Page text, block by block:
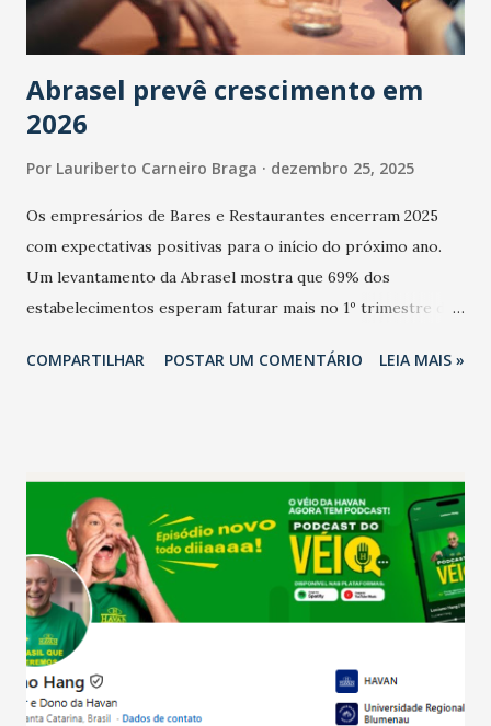
Abrasel prevê crescimento em
2026
Por Lauriberto Carneiro Braga dezembro 25, 2025
Os empresários de Bares e Restaurantes encerram 2025
com expectativas positivas para o início do próximo ano.
Um levantamento da Abrasel mostra que 69% dos
estabelecimentos esperam faturar mais no 1º trimestre de
relação ao último trimestre deste ano, 56% também
confraternizações de fim de ano e pelo pagamento do 13º
Salário para um número maior de trabalhadores, já que o
país tem a menor taxa de desemprego dos anos recentes.
Ainda segundo a Pesquisa, em novembro de 2025, 40% dos
bares e restaurantes operaram com lucro e outros 40%
registraram equilíbrio financeiro. Já o percentual de
estabelecimentos no prejuízo ficou em 19%, pouco abaixo
do observado no mês anterior. Outros 1% não existiam em
COMPARTILHAR POSTAR UM COMENTÁRIO LEIA MAIS »